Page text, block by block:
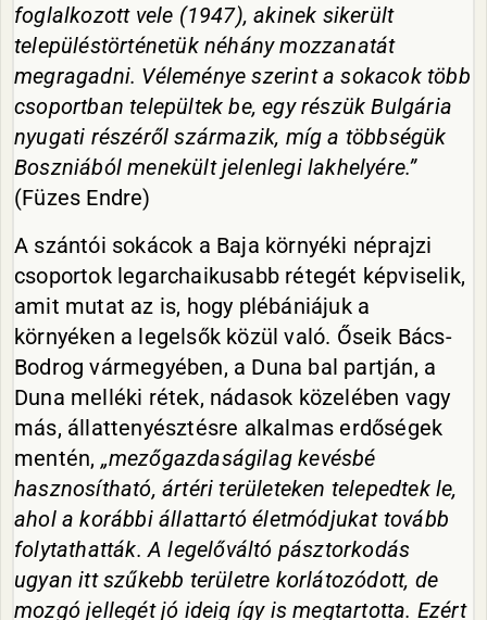
foglalkozott vele (1947), akinek sikerült
településtörténetük néhány mozzanatát
megragadni. Véleménye szerint a sokacok több
csoportban települtek be, egy részük Bulgária
nyugati részéről származik, míg a többségük
Boszniából menekült jelenlegi lakhelyére.”
(Füzes Endre)
A szántói sokácok a Baja környéki néprajzi
csoportok legarchaikusabb rétegét képviselik,
amit mutat az is, hogy plébániájuk a
környéken a legelsők közül való. Őseik Bács-
Bodrog vármegyében, a Duna bal partján, a
Duna melléki rétek, nádasok közelében vagy
más, állattenyésztésre alkalmas erdőségek
mentén, „mezőgazdaságilag kevésbé
hasznosítható, ártéri területeken telepedtek le,
ahol a korábbi állattartó életmódjukat tovább
folytathatták. A legelőváltó pásztorkodás
ugyan itt szűkebb területre korlátozódott, de
mozgó jellegét jó ideig így is megtartotta. Ezért